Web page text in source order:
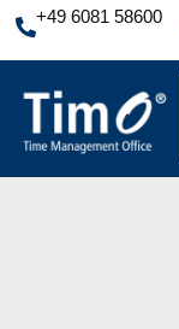
+49 6081 58600